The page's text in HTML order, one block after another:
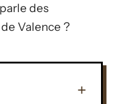
des
Valence ?